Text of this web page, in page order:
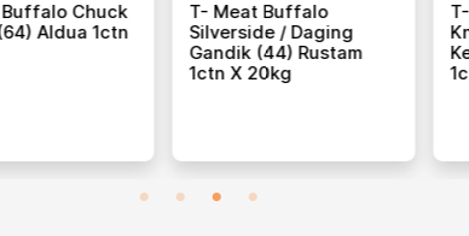
T-Meat Buffalo
Knuckle / Daging
Kelapa (42) Rustam
1ctn X 20kg
T- Meat
Cl 18 Iaf